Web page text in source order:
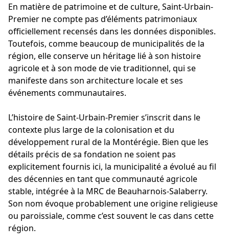
En matière de patrimoine et de culture, Saint-Urbain-
Premier ne compte pas d’éléments patrimoniaux
officiellement recensés dans les données disponibles.
Toutefois, comme beaucoup de municipalités de la
région, elle conserve un héritage lié à son histoire
agricole et à son mode de vie traditionnel, qui se
manifeste dans son architecture locale et ses
événements communautaires.
L’histoire de Saint-Urbain-Premier s’inscrit dans le
contexte plus large de la colonisation et du
développement rural de la Montérégie. Bien que les
détails précis de sa fondation ne soient pas
explicitement fournis ici, la municipalité a évolué au fil
des décennies en tant que communauté agricole
stable, intégrée à la MRC de Beauharnois-Salaberry.
Son nom évoque probablement une origine religieuse
ou paroissiale, comme c’est souvent le cas dans cette
région.